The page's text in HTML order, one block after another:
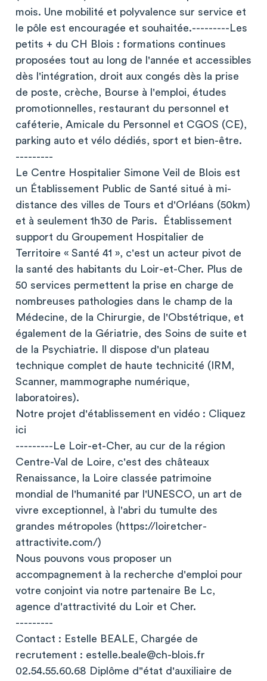
mois. Une mobilité et polyvalence sur service et
le pôle est encouragée et souhaitée.---------Les
petits + du CH Blois : formations continues
proposées tout au long de l'année et accessibles
dès l'intégration, droit aux congés dès la prise
de poste, crèche, Bourse à l'emploi, études
promotionnelles, restaurant du personnel et
caféterie, Amicale du Personnel et CGOS (CE),
parking auto et vélo dédiés, sport et bien-être.
---------
Le Centre Hospitalier Simone Veil de Blois est
un Établissement Public de Santé situé à mi-
distance des villes de Tours et d'Orléans (50km)
et à seulement 1h30 de Paris. Établissement
support du Groupement Hospitalier de
Territoire « Santé 41 », c'est un acteur pivot de
la santé des habitants du Loir-et-Cher. Plus de
50 services permettent la prise en charge de
nombreuses pathologies dans le champ de la
Médecine, de la Chirurgie, de l'Obstétrique, et
également de la Gériatrie, des Soins de suite et
de la Psychiatrie. Il dispose d'un plateau
technique complet de haute technicité (IRM,
Scanner, mammographe numérique,
laboratoires).
Notre projet d'établissement en vidéo : Cliquez
ici
---------Le Loir-et-Cher, au cur de la région
Centre-Val de Loire, c'est des châteaux
Renaissance, la Loire classée patrimoine
mondial de l'humanité par l'UNESCO, un art de
vivre exceptionnel, à l'abri du tumulte des
grandes métropoles (https://loiretcher-
attractivite.com/)
Nous pouvons vous proposer un
accompagnement à la recherche d'emploi pour
votre conjoint via notre partenaire Be Lc,
agence d'attractivité du Loir et Cher.
---------
Contact : Estelle BEALE, Chargée de
recrutement : estelle.beale@ch-blois.fr
02.54.55.60.68 Diplôme d"état d'auxiliaire de